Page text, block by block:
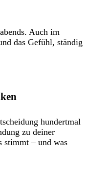
Auch im
das Gefühl, ständig
hundertmal
zu deiner
stimmt – und was